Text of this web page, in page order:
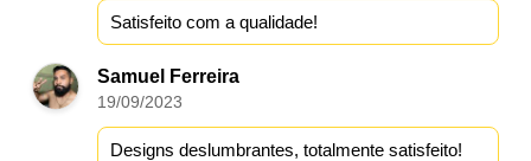
Satisfeito com a qualidade!
Samuel Ferreira
19/09/2023
Designs deslumbrantes, totalmente satisfeito!